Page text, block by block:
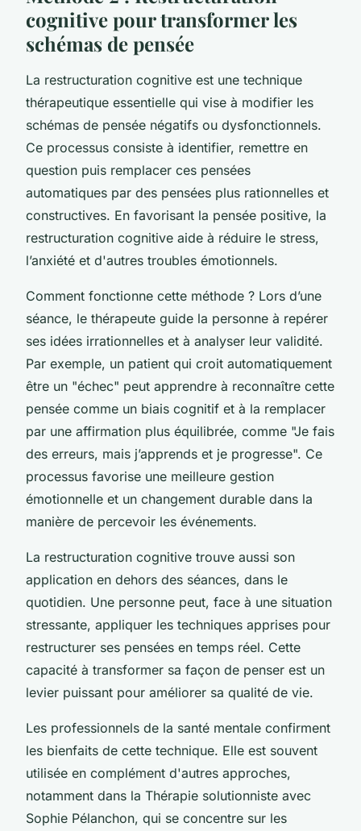
cognitive pour transformer les
schémas de pensée
La restructuration cognitive est une technique
thérapeutique essentielle qui vise à modifier les
schémas de pensée négatifs ou dysfonctionnels.
Ce processus consiste à identifier, remettre en
question puis remplacer ces pensées
automatiques par des pensées plus rationnelles et
constructives. En favorisant la pensée positive, la
restructuration cognitive aide à réduire le stress,
l’anxiété et d'autres troubles émotionnels.
Comment fonctionne cette méthode ? Lors d’une
séance, le thérapeute guide la personne à repérer
ses idées irrationnelles et à analyser leur validité.
Par exemple, un patient qui croit automatiquement
être un "échec" peut apprendre à reconnaître cette
pensée comme un biais cognitif et à la remplacer
par une affirmation plus équilibrée, comme "Je fais
des erreurs, mais j’apprends et je progresse". Ce
processus favorise une meilleure gestion
émotionnelle et un changement durable dans la
manière de percevoir les événements.
La restructuration cognitive trouve aussi son
application en dehors des séances, dans le
quotidien. Une personne peut, face à une situation
stressante, appliquer les techniques apprises pour
restructurer ses pensées en temps réel. Cette
capacité à transformer sa façon de penser est un
levier puissant pour améliorer sa qualité de vie.
Les professionnels de la santé mentale confirment
les bienfaits de cette technique. Elle est souvent
utilisée en complément d'autres approches,
notamment dans la Thérapie solutionniste avec
Sophie Pélanchon, qui se concentre sur les